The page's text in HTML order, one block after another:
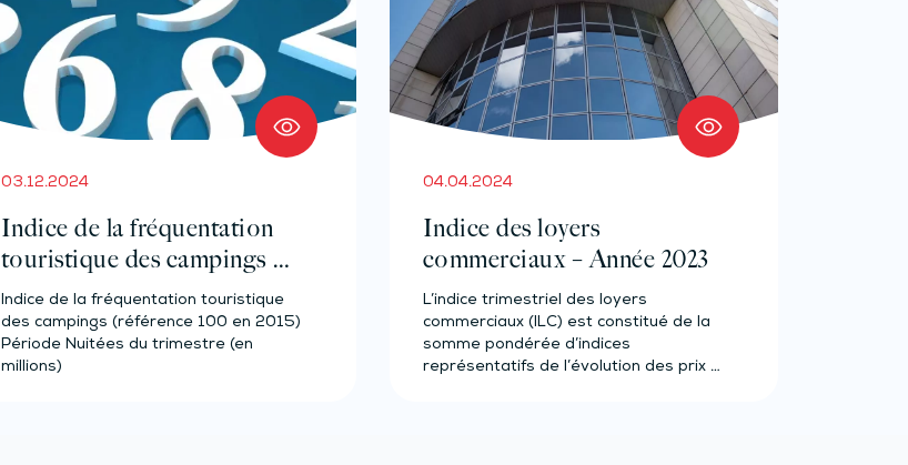
03.12.2024
Indice de la fréquentation
touristique des campings –
Année 2023
Indice de la fréquentation touristique
des campings (référence 100 en 2015)
Période Nuitées du trimestre (en
millions)
04.04.2024
Indice des loyers
commerciaux – Année 2023
L’indice trimestriel des loyers
commerciaux (ILC) est constitué de la
somme pondérée d’indices
représentatifs de l’évolution des prix à